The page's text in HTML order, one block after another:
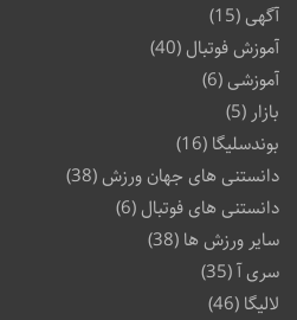
آگهی(15)
آموزش فوتبال (40)
آموزشی(6)
بازار (5)
بوندسلیگا (16)
دانستنی های جهان ورزش(38)
دانستنی های فوتبال (6)
سایر ورزش ها (38)
سری آ(35)
لالیگا (46)